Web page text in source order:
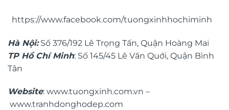
https://www.facebook.com/tuongxinhhochiminh
Hà Nội:Số 376/192 Lê Trọng Tấn, Quận Hoàng Mai
TP Hồ Chí Minh: Số 145/45 Lê Văn Quới, Quận Bình
Tân
Website: www.tuongxinh.com.vn –
www.tranhdonghodep.com